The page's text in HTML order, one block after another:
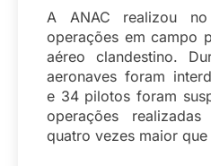
A ANAC realizou
operações em campo
aéreo clandestino.
aeronaves foram
e 34 pilotos foram
operações
quatro vezes maior que